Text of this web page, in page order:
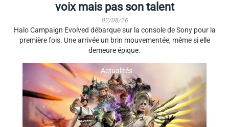
voix mais pas son talent
02/08/26
Halo Campaign Evolved débarque sur la console de Sony pour la
première fois. Une arrivée un brin mouvementée, même si elle
demeure épique.
Actualités